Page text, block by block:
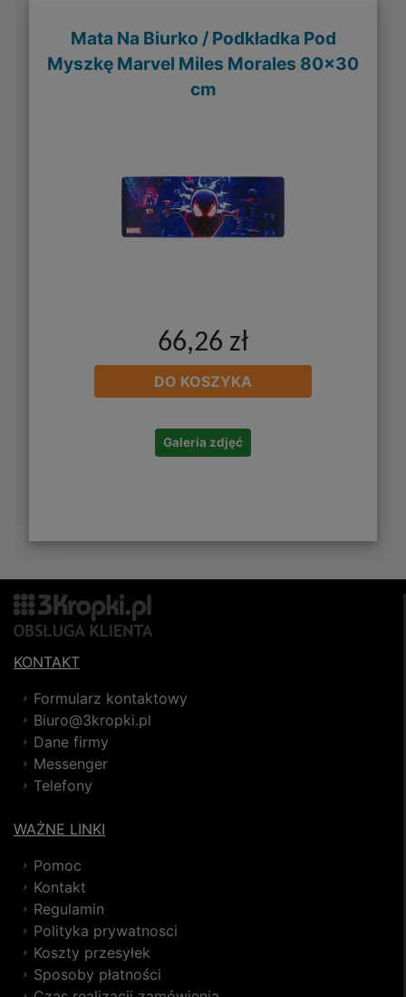
Mata Na Biurko / Podkładka Pod
Myszkę Marvel Miles Morales 80x30
cm
66,26 zł
DO KOSZYKA
Galeria zdjęć
KONTAKT
Formularz kontaktowy
Biuro@3kropki.pl
Dane firmy
Messenger
Telefony
WAŻNE LINKI
Pomoc
Kontakt
Regulamin
Polityka prywatnosci
Koszty przesyłek
Sposoby płatności